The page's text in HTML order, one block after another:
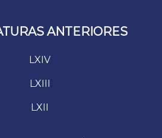
ANTERIORES
LXIV
LXIII
LXII